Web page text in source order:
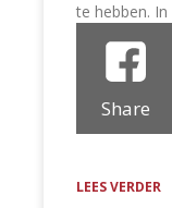
te hebben. In
Share
LEES VERDER